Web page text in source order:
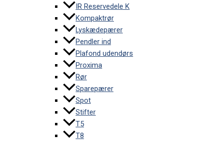
IR Reservedele K
Kompaktrør
Lyskædepærer
Pendler ind
Plafond udendørs
Proxima
Rør
Sparepærer
Spot
Stifter
T5
T8